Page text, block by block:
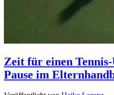
Zeit für einen
Pause im